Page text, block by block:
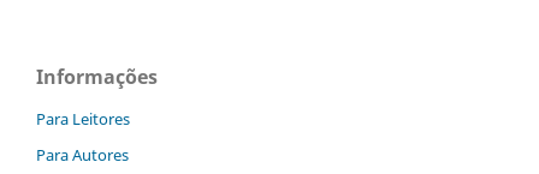
Informações
Para Leitores
Para Autores